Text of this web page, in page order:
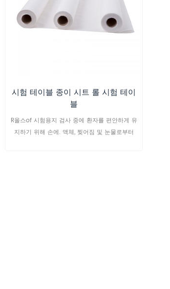
시험 테이블 종이 시트 롤 시험 테이
블
R올스of 시험용지 검사 중에 환자를 편안하게 유
지하기 위해 손에. 액체, 찢어짐 및 눈물로부터